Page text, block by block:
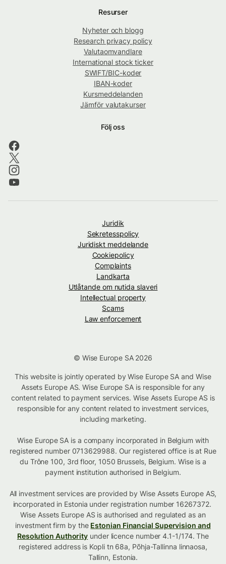
Resurser
Nyheter och blogg
Research privacy policy
Valutaomvandlare
International stock ticker
SWIFT/BIC-koder
IBAN-koder
Kursmeddelanden
Jämför valutakurser
Följ oss
Juridik
Sekretesspolicy
Juridiskt meddelande
Cookiepolicy
Complaints
Landkarta
Utlåtande om nutida slaveri
Intellectual property
Scams
Law enforcement
© Wise Europe SA 2026
This website is jointly operated by Wise Europe SA and Wise
Assets Europe AS. Wise Europe SA is responsible for any
content related to payment services. Wise Assets Europe AS is
responsible for any content related to investment services,
including marketing.
Wise Europe SA is a company incorporated in Belgium with
registered number 0713629988. Our registered office is at Rue
du Trône 100, 3rd floor, 1050 Brussels, Belgium. Wise is a
payment institution authorised in Belgium.
All investment services are provided by Wise Assets Europe AS,
incorporated in Estonia under registration number 16267372.
Wise Assets Europe AS is authorised and regulated as an
investment firm by the Estonian Financial Supervision and
Resolution Authority under licence number 4.1-1/174. The
registered address is Kopli tn 68a, Põhja-Tallinna linnaosa,
Tallinn, Estonia.